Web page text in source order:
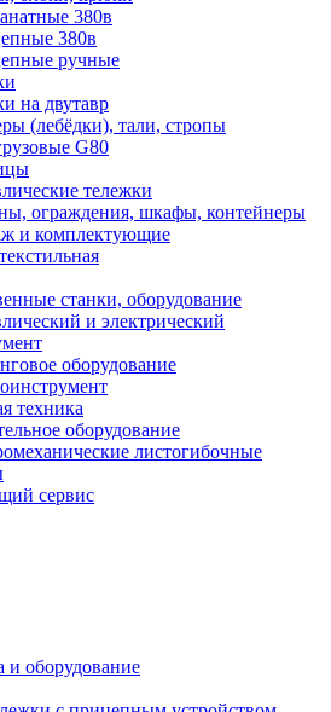
380в
380в
ручные
на двутавр
(лебёдки), тали, стропы
G80
тележки
ограждения, шкафы, контейнеры
и комплектующие
станки, оборудование
и электрический
оборудование
техника
оборудование
листогибочные
сервис
и оборудование